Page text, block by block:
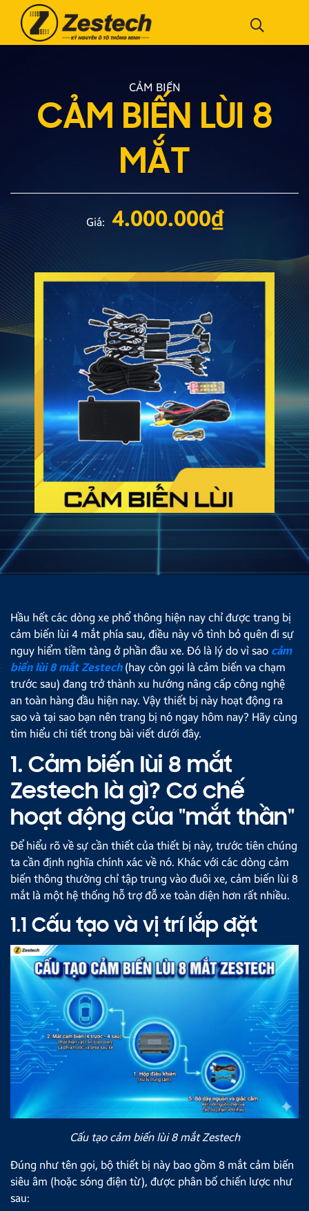
CẢM BIẾN
CẢM BIẾN LÙI 8
MẮT
Giá: 4.000.000₫
Hầu hết các dòng xe phổ thông hiện nay chỉ được trang bị
cảm biến lùi 4 mắt phía sau, điều này vô tình bỏ quên đi sự
nguy hiểm tiềm tàng ở phần đầu xe. Đó là lý do vì sao cảm
biến lùi 8 mắt Zestech(hay còn gọi là cảm biến va chạm
trước sau) đang trở thành xu hướng nâng cấp công nghệ
an toàn hàng đầu hiện nay. Vậy thiết bị này hoạt động ra
sao và tại sao bạn nên trang bị nó ngay hôm nay? Hãy cùng
tìm hiểu chi tiết trong bài viết dưới đây.
1. Cảm biến lùi 8 mắt
Zestech là gì? Cơ chế
hoạt động của "mắt thần"
Để hiểu rõ về sự cần thiết của thiết bị này, trước tiên chúng
ta cần định nghĩa chính xác về nó. Khác với các dòng cảm
biến thông thường chỉ tập trung vào đuôi xe, cảm biến lùi 8
mắt là một hệ thống hỗ trợ đỗ xe toàn diện hơn rất nhiều.
1.1 Cấu tạo và vị trí lắp đặt
Cấu tạo cảm biến lùi 8 mắt Zestech
Đúng như tên gọi, bộ thiết bị này bao gồm 8 mắt cảm biến
siêu âm (hoặc sóng điện từ), được phân bố chiến lược như
sau: